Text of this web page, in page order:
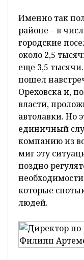
Именно так
районе – в
городские
около 2,5
еще 3,5
пошел
Ореховска и,
власти,
автолавки. Но
единичный
компанию из
миг эту
поздно
которые
людей.